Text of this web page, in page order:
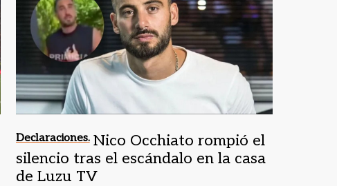
Declaraciones. Nico Occhiato rompió el
silencio tras el escándalo en la casa
de Luzu TV